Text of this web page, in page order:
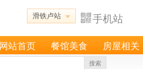
滑铁卢站 手机站
网站首页 餐馆美食 房屋相关
搜索